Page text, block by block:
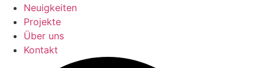
Neuigkeiten
Projekte
Über uns
Kontakt